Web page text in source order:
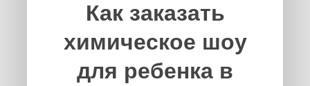
Как заказать
химическое шоу
для ребенка в